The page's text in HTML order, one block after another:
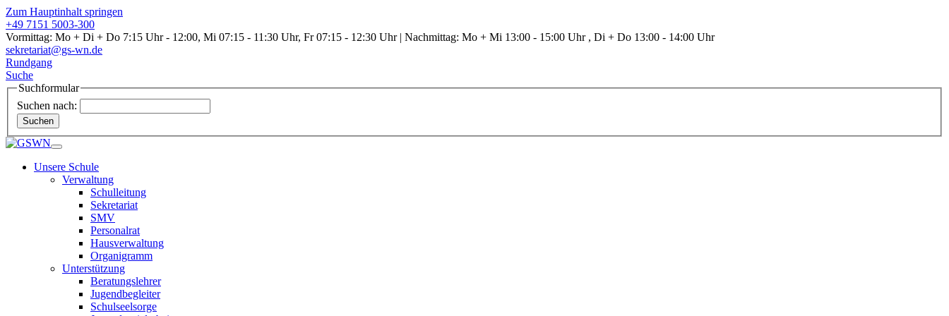
Zum Hauptinhalt springen
+49 7151 5003-300
Vormittag: Mo + Di + Do 7:15 Uhr - 12:00, Mi 07:15 - 11:30 Uhr, Fr 07:15 - 12:30 Uhr | Nachmittag: Mo + Mi 13:00 - 15:00 Uhr , Di + Do 13:00 - 14:00 Uhr
sekretariat@gs-wn.de
Rundgang
Suche
Suchformular
Suchen nach:
Suchen
Unsere Schule
Verwaltung
Schulleitung
Sekretariat
SMV
Personalrat
Hausverwaltung
Organigramm
Unterstützung
Beratungslehrer
Jugendbegleiter
Schulseelsorge